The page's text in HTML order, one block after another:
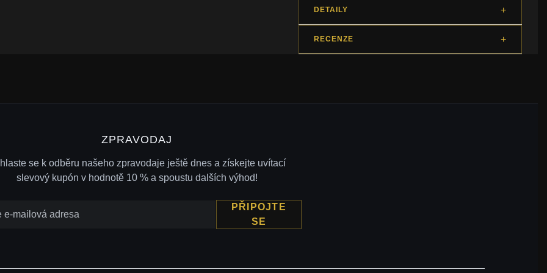
DETAILY
RECENZE
ZPRAVODAJ
se k odběru našeho zpravodaje ještě dnes a získejte uvítací
slevový kupón v hodnotě 10 % a spoustu dalších výhod!
PŘIPOJTE
SE